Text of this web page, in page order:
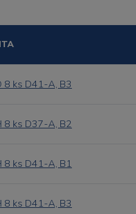
8 ks D41-A, B3
8 ks D37-A, B2
8 ks D41-A, B1
8 ks D41-A, B3